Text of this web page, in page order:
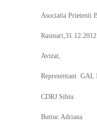
Asociatia Prietenii
Rasinari,31.12.2012
Avizat,
Reprezentant GAL
CDRJ Sibiu
Butiuc Adriana